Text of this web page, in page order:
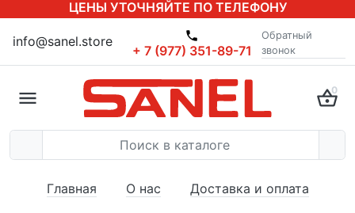
ЦЕНЫ УТОЧНЯЙТЕ ПО ТЕЛЕФОНУ
info@sanel.store
+ 7 (977) 351-89-71
Обратный
звонок
0
Главная О нас
Доставка и оплата